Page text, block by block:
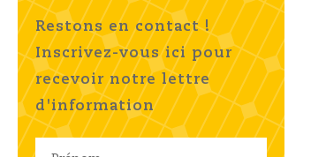
Restons en contact !
Inscrivez-vous ici pour
recevoir notre lettre
d'information